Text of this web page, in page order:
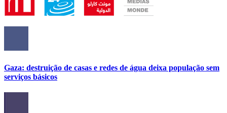
Gaza: destruição de casas e redes de água deixa população sem
serviços básicos